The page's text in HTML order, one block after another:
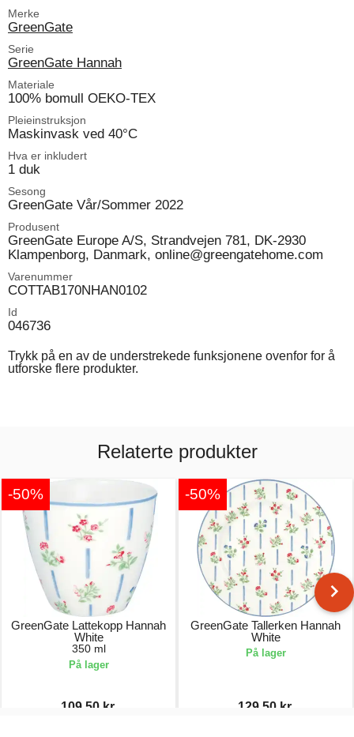
Merke
GreenGate
Serie
GreenGate Hannah
Materiale
100% bomull OEKO-TEX
Pleieinstruksjon
Maskinvask ved 40°C
Hva er inkludert
1 duk
Sesong
GreenGate Vår/Sommer 2022
Produsent
GreenGate Europe A/S, Strandvejen 781, DK-2930
Klampenborg, Danmark, online@greengatehome.com
Varenummer
COTTAB170NHAN0102
Id
046736
Trykk på en av de understrekede funksjonene ovenfor for å
utforske flere produkter.
Relaterte produkter
-50%
GreenGate Lattekopp Hannah
White
350 ml
På lager
109,50 kr.
-50%
GreenGate Tallerken Hannah
White
På lager
129,50 kr.